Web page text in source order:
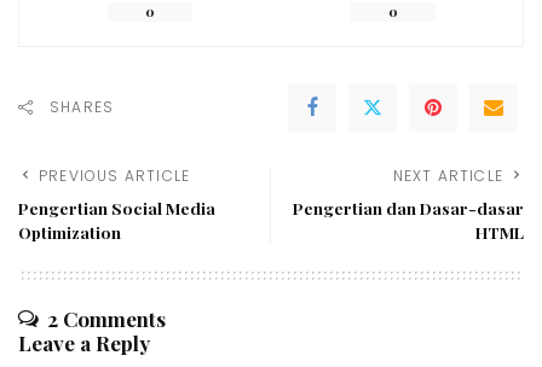
0 0
SHARES
PREVIOUS ARTICLE
Pengertian Social Media
Optimization
NEXT ARTICLE
Pengertian dan Dasar-dasar
HTML
2 Comments
Leave a Reply